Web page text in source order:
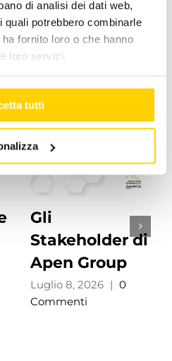
di analisi dei dati web,
potrebbero combinarle
fornito loro o che hanno
loro servizi.
tutti
Gli
Stakeholder di
Apen Group
Luglio 8, 2026 | 0
Commenti